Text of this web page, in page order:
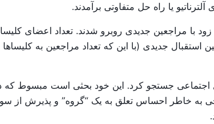
یا راه حل متفاوتی برآمدند.
زود با مراجعین جدیدی روبرو شدند. تعداد اعضای
استقبال جدیدی (با این که تعداد مراجعین به
اجتماعی جستجو کرد. این خود بحثی است مبسوط
به خاطر احساس تعلق به یک “گروه” و پذیرش